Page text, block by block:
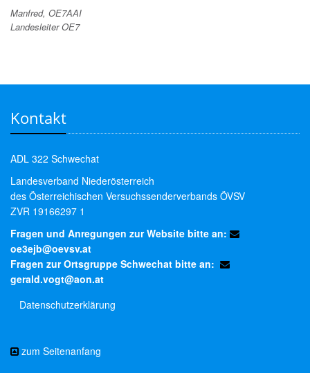
Manfred, OE7AAI
Landesleiter OE7
Kontakt
ADL 322 Schwechat
Landesverband Niederösterreich
des Österreichischen Versuchssenderverbands ÖVSV
ZVR 19166297 1
Fragen und Anregungen zur Website bitte an:
oe3ejb@oevsv.at
Fragen zur Ortsgruppe Schwechat bitte an:
gerald.vogt@aon.at
Datenschutzerklärung
zum Seitenanfang